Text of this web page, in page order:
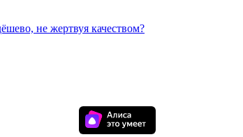
не жертвуя качеством?